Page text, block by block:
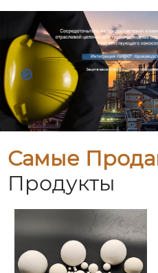
Самые
Продукты